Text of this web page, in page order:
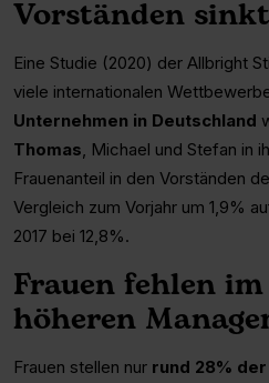
Vorständen
Eine Studie (2020) der Allbright
viele internationalen
Unternehmen in Deutschland
Thomas , Michael und Stefan in
Frauenanteil in den Vorständen
Vergleich zum Vorjahr um 1,9%
2017 bei 12,8%.
Frauen fehlen
höheren
Frauen stellen nur rund 28%